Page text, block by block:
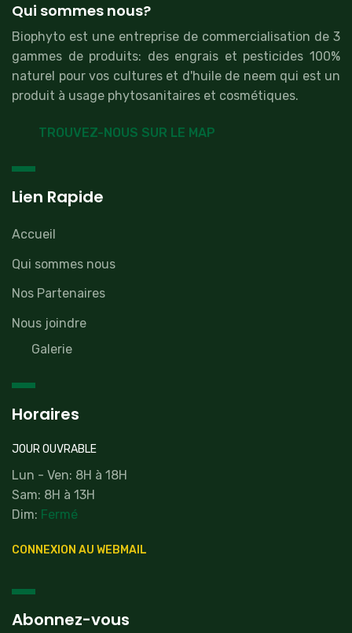
Qui sommes nous?
Biophyto est une entreprise de commercialisation de 3
gammes de produits: des engrais et pesticides 100%
naturel pour vos cultures et d'huile de neem qui est un
produit à usage phytosanitaires et cosmétiques.
TROUVEZ-NOUS SUR LE MAP
Lien Rapide
Accueil
Qui sommes nous
Nos Partenaires
Nous joindre
Galerie
Horaires
JOUR OUVRABLE
Lun - Ven: 8H à 18H
Sam: 8H à 13H
Dim: Fermé
CONNEXION AU WEBMAIL
Abonnez-vous